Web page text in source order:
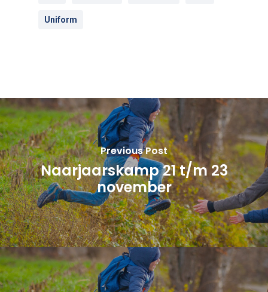
Uniform
Previous Post
Naarjaarskamp 21 t/m 23
november